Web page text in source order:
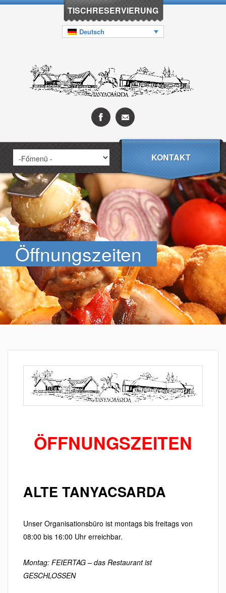
TISCHRESERVIERUNG
Deutsch
KONTAKT
Öffnungszeiten
ÖFFNUNGSZEITEN
ALTE TANYACSARDA
Unser Organisationsbüro ist montags bis freitags von
08:00 bis 16:00 Uhr erreichbar.
Montag: FEIERTAG – das Restaurant ist
GESCHLOSSEN